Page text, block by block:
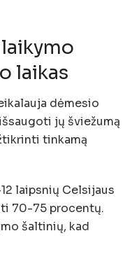
laikas
dėmesio
jų šviežumą
tinkamą
laipsnių Celsijaus
70-75 procentų.
šaltinių, kad